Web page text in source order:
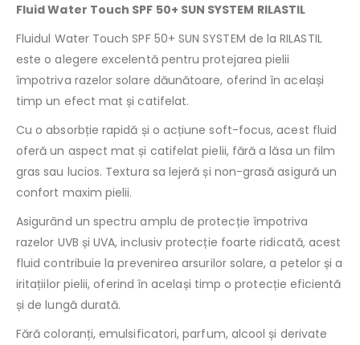
Fluid Water Touch SPF 50+ SUN SYSTEM RILASTIL
Fluidul Water Touch SPF 50+ SUN SYSTEM de la RILASTIL
este o alegere excelentă pentru protejarea pielii
împotriva razelor solare dăunătoare, oferind în același
timp un efect mat și catifelat.
Cu o absorbție rapidă și o acțiune soft-focus, acest fluid
oferă un aspect mat și catifelat pielii, fără a lăsa un film
gras sau lucios. Textura sa lejeră și non-grasă asigură un
confort maxim pielii.
Asigurând un spectru amplu de protecție împotriva
razelor UVB și UVA, inclusiv protecție foarte ridicată, acest
fluid contribuie la prevenirea arsurilor solare, a petelor și a
iritațiilor pielii, oferind în același timp o protecție eficientă
și de lungă durată.
Fără coloranți, emulsificatori, parfum, alcool și derivate